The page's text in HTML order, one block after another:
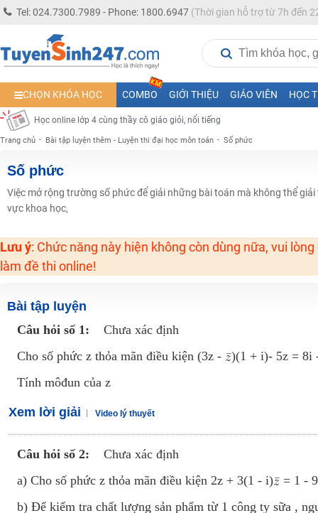
Tel: 024.7300.7989 - Phone: 1800.6947 (Thời gian hỗ trợ từ 7h đến
CHỌN KHÓA HỌC COMBO GIỚI THIỆU GIÁO VIÊN HỌC
Học online lớp 5 cùng thầy cô giáo giỏi, nổi tiếng
Học online lớp 7 cùng thầy cô giáo giỏi
Học online lớp 6 cùng thầy cô giỏi, nổi tiếng
Học online lớp 8 cùng thầy cô giáo giỏi
2K13! Bứt Phá Lớp 5 Năm Học 2023 - 2024
Học online lớp 4 cùng thầy cô giáo giỏi, nổi tiếng
Học online lớp 3 cùng thầy cô giáo giỏi, nổi tiếng
Học online lớp 2 với thầy cô giáo giỏi, nổi tiếng
2K6! Lộ Trình Sun 2024 - Ba bước luyện thi TN THPT - ĐH ít nhất 25 điểm
Hot! Lễ hội đồng giá 449K - 499K toàn bộ khoá học tại Tuyensinh247
Đồng giá khóa học 499K - 399K (13/11-15/11)
Khai giảng các khóa lớp 9 Toán - Lý - Hóa - Văn - Anh năm 2018
Trang chủ Bài tập luyện thêm - Luyện thi đại học môn toán Số phức
Số phức
Việc mở rộng trường số phức để giải những bài toán mà không thể
vực khoa học,
Lưu ý: Chức năng này hiện không còn dùng nữa, vui
làm đề thi online!
Bài tập luyện
Câu hỏi số 1:
Chưa xác định
Cho số phức z thỏa mãn điều kiện (3z -
)(1 + i)- 5z = 8i
Tính môđun của z
Xem lời giải Video lý thuyết
Câu hỏi số 2:
Chưa xác định
a) Cho số phức z thỏa mãn điều kiện 2z + 3(1 - i)
= 1 -
b) Để kiểm tra chất lượng sản phẩm từ 1 công ty sữa ,